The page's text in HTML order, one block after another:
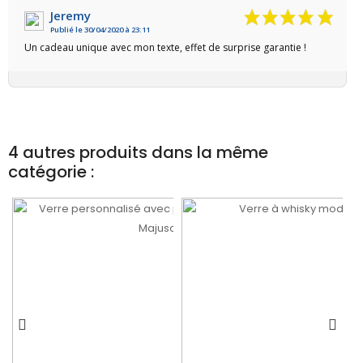
VOIR L'ATTESTATION
Jeremy
Publié le 30/04/2020 à 23:11
Un cadeau unique avec mon texte, effet de surprise garantie !
4 autres produits dans la même
catégorie :